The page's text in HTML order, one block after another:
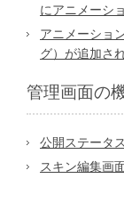
にアニメーシ
アニメーショ
グ）が追加さ
管理画面の
公開ステータ
スキン編集画